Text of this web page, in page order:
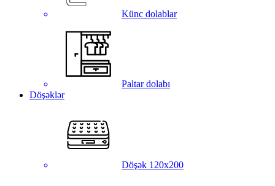
Künc dolablar
Paltar dolabı
Döşəklər
Döşək 120x200